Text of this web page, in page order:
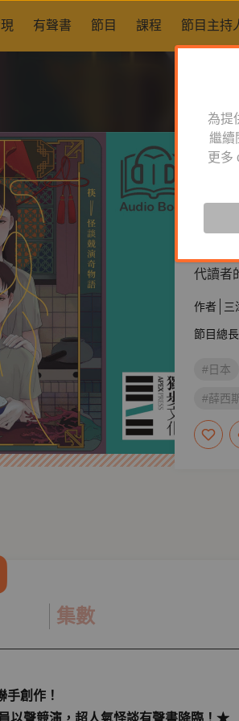
有聲書 節目 課程 節目主持
單購
筷
臺港
代讀者
作者 三
節目總長
#日本
#薛西
集數
手創作！
以聲競演，超人氣怪談有聲書降臨！★
為提
繼續
更多